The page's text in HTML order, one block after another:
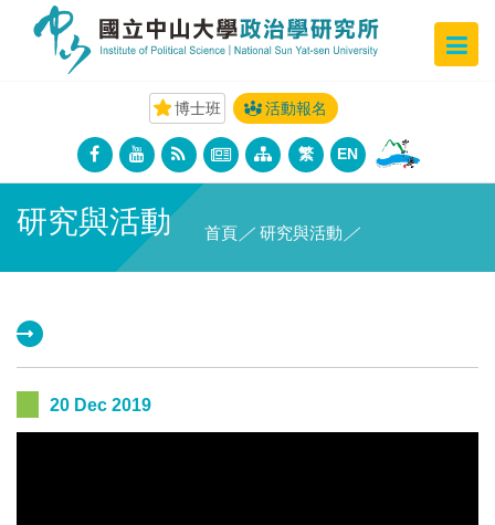
博士班 活動報名
繁 EN
研究與活動 首頁 ／ 研究與活動 ／
20 Dec 2019